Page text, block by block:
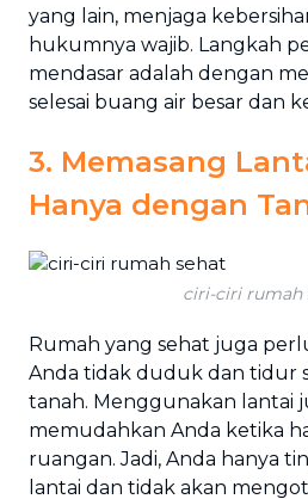
yang lain, menjaga
hukumnya wajib. Langkah
mendasar adalah dengan
selesai buang air besar dan
3. Memasang
Hanya dengan
ciri-ciri rumah
Rumah yang sehat juga
Anda tidak duduk dan tidur
tanah. Menggunakan lantai
memudahkan Anda ketika
ruangan. Jadi, Anda hanya
lantai dan tidak akan